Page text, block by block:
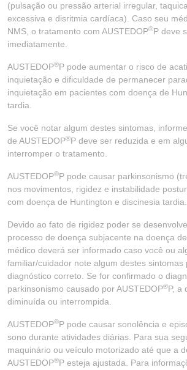
(pulsação ou pressão arterial irregular,
excessiva e disritmia cardíaca). Caso seu
NMS, o tratamento com AUSTEDOP®P deve
imediatamente.
AUSTEDOP®P pode aumentar o risco de
inquietação e dificuldade de permanecer
inquietação em pacientes com doença de
tardia.
Se você notar algum destes sintomas,
de AUSTEDOP®P deve ser reduzida e em
interromper o tratamento.
AUSTEDOP®P pode causar parkinsonismo
nos movimentos, rigidez e instabilidade
com doença de Huntington e discinesia tardia.
Devido ao fato de rigidez poder se
processo de doença subjacente na doença
médico deverá ser informado caso você ou
familiar/cuidador note algum destes sintomas
diagnóstico correto. Se for confirmado o
parkinsonismo causado por AUSTEDOP®P, a
diminuída ou interrompida.
AUSTEDOP®P pode causar sonolência e
sono durante atividades diárias. Para sua
maquinário ou veículo motorizado até que a
AUSTEDOP®P esteja ajustada. Para